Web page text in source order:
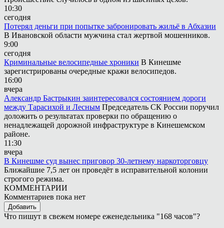
10:30
сегодня
Потерял деньги при попытке забронировать жильё в Абхазии
В Ивановской области мужчина стал жертвой мошенников.
9:00
сегодня
Криминальные велосипедные хроники В Кинешме
зарегистрированы очередные кражи велосипедов.
16:00
вчера
Александр Бастрыкин заинтересовался состоянием дороги
между Тарасихой и Лесным Председатель СК России поручил
доложить о результатах проверки по обращению о
ненадлежащей дорожной инфраструктуре в Кинешемском
районе.
11:30
вчера
В Кинешме суд вынес приговор 30-летнему наркоторговцу
Ближайшие 7,5 лет он проведёт в исправительной колонии
строгого режима.
КОММЕНТАРИИ
Комментариев пока нет
Добавить
Что пишут в свежем номере еженедельника "168 часов"?